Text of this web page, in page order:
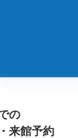
の
来館予約